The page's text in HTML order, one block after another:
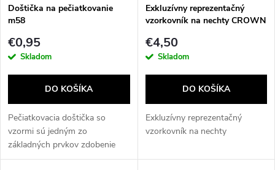
Doštička na pečiatkovanie
m58
€0,95
Skladom
DO KOŠÍKA
Pečiatkovacia doštička so
vzormi sú jedným zo
základných prvkov zdobenie
nechtov metódou STAMPING.
Exkluzívny reprezentačný
vzorkovník na nechty CROWN
€4,50
Skladom
DO KOŠÍKA
Exkluzívny reprezentačný
vzorkovník na nechty